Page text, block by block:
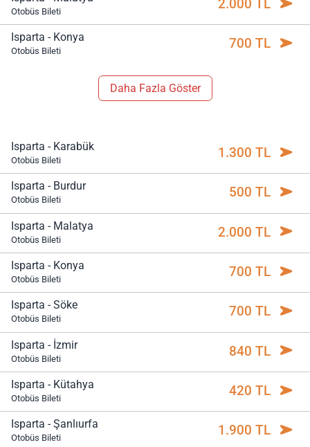
Otobüs Bileti 2.000 TL
Isparta - Konya
Otobüs Bileti 700 TL
Daha Fazla Göster
Isparta - Karabük
Otobüs Bileti 1.300 TL
Isparta - Burdur
Otobüs Bileti 500 TL
Isparta - Malatya
Otobüs Bileti 2.000 TL
Isparta - Konya
Otobüs Bileti 700 TL
Isparta - Söke
Otobüs Bileti 700 TL
Isparta - İzmir
Otobüs Bileti 840 TL
Isparta - Kütahya
Otobüs Bileti 420 TL
Isparta - Şanlıurfa
Otobüs Bileti 1.900 TL